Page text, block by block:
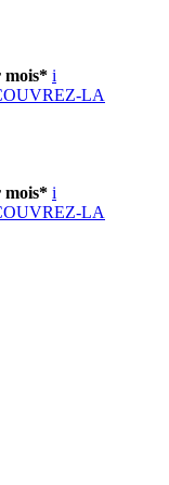
mois* i
LA
mois* i
LA